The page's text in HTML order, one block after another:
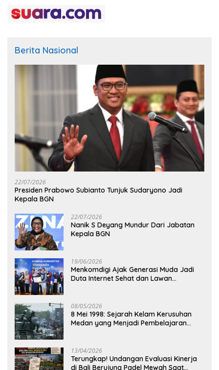
Berita Nasional
22/07/2026
Presiden Prabowo Subianto Tunjuk Sudaryono Jadi
Kepala BGN
22/07/2026
Nanik S Deyang Mundur Dari Jabatan
Kepala BGN
19/06/2026
Menkomdigi Ajak Generasi Muda Jadi
Duta Internet Sehat dan Lawan
08/05/2026
8 Mei 1998: Sejarah Kelam Kerusuhan
Medan yang Menjadi Pembelajaran
13/04/2026
Terungkap! Undangan Evaluasi Kinerja
di Bali Berujung Padel Mewah Saat